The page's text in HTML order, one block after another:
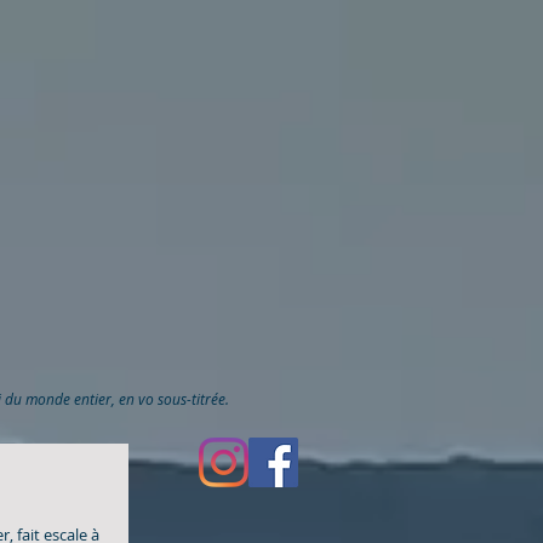
fait escale à
du monde entier, en vo sous-titrée.